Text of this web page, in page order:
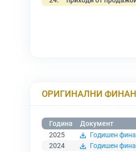
ОРИГИНАЛНИ
Година
Документ
2025
Годишен
2024
Годишен